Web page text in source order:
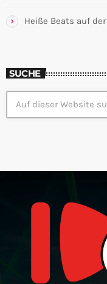
Heiße Beats auf
SUCHE